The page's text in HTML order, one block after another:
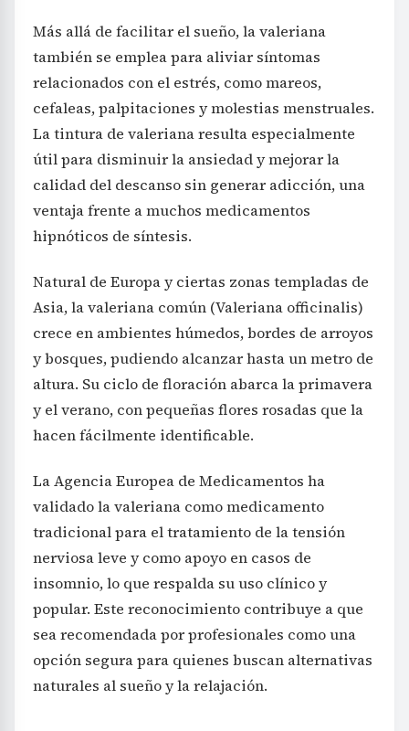
Más allá de facilitar el sueño, la valeriana
también se emplea para aliviar síntomas
relacionados con el estrés, como mareos,
cefaleas, palpitaciones y molestias menstruales.
La tintura de valeriana resulta especialmente
útil para disminuir la ansiedad y mejorar la
calidad del descanso sin generar adicción, una
ventaja frente a muchos medicamentos
hipnóticos de síntesis.
Natural de Europa y ciertas zonas templadas de
Asia, la valeriana común (Valeriana officinalis)
crece en ambientes húmedos, bordes de arroyos
y bosques, pudiendo alcanzar hasta un metro de
altura. Su ciclo de floración abarca la primavera
y el verano, con pequeñas flores rosadas que la
hacen fácilmente identificable.
La Agencia Europea de Medicamentos ha
validado la valeriana como medicamento
tradicional para el tratamiento de la tensión
nerviosa leve y como apoyo en casos de
insomnio, lo que respalda su uso clínico y
popular. Este reconocimiento contribuye a que
sea recomendada por profesionales como una
opción segura para quienes buscan alternativas
naturales al sueño y la relajación.